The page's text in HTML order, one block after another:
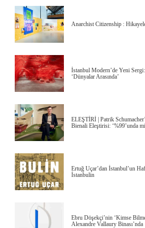
Anarchist Citizenship :
İstanbul Modern’de Yeni
‘Dünyalar Arasında’
ELEŞTİRİ | Patrik
Bienali Eleştirisi: ‘%99’unda
Ertuğ Uçar’dan İstanbul’un
İstanbulin
Ebru Döşekçi’nin ‘Kimse
Alexandre Vallaury Binası’nda